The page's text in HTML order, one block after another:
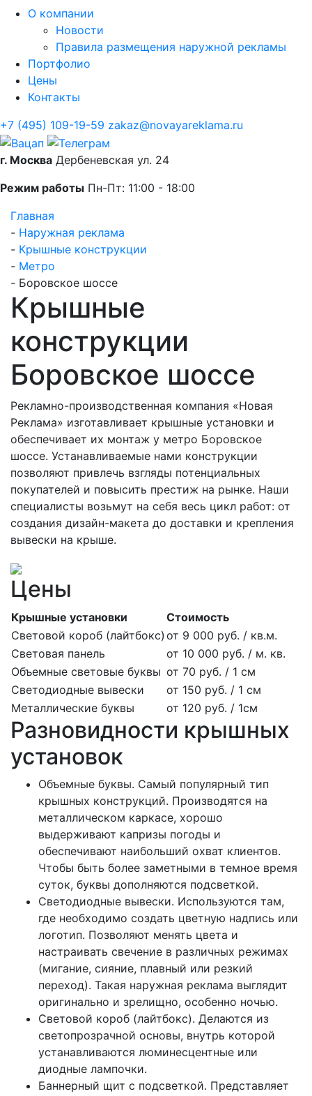
О компании
Новости
Правила размещения наружной рекламы
Портфолио
Цены
Контакты
+7 (495) 109-19-59 zakaz@novayareklama.ru
г. Москва Дербеневская ул. 24
Режим работы Пн-Пт: 11:00 - 18:00
Главная
- Наружная реклама
- Крышные конструкции
- Метро
- Боровское шоссе
Крышные
конструкции
Боровское шоссе
Рекламно-производственная компания «Новая
Реклама» изготавливает крышные установки и
обеспечивает их монтаж у метро Боровское
шоссе. Устанавливаемые нами конструкции
позволяют привлечь взгляды потенциальных
покупателей и повысить престиж на рынке. Наши
специалисты возьмут на себя весь цикл работ: от
создания дизайн-макета до доставки и крепления
вывески на крыше.
Цены
Крышные установки
Стоимость
Световой короб (лайтбокс) от 9 000 руб. / кв.м.
Световая панель
от 10 000 руб. / м. кв.
Объемные световые буквы от 70 руб. / 1 см
Светодиодные вывески
от 150 руб. / 1 см
Металлические буквы
от 120 руб. / 1см
Разновидности крышных
установок
Объемные буквы. Самый популярный тип
крышных конструкций. Производятся на
металлическом каркасе, хорошо
выдерживают капризы погоды и
обеспечивают наибольший охват клиентов.
Чтобы быть более заметными в темное время
суток, буквы дополняются подсветкой.
Светодиодные вывески. Используются там,
где необходимо создать цветную надпись или
логотип. Позволяют менять цвета и
настраивать свечение в различных режимах
(мигание, сияние, плавный или резкий
переход). Такая наружная реклама выглядит
оригинально и зрелищно, особенно ночью.
Световой короб (лайтбокс). Делаются из
светопрозрачной основы, внутрь которой
устанавливаются люминесцентные или
диодные лампочки.
Баннерный щит с подсветкой. Представляет